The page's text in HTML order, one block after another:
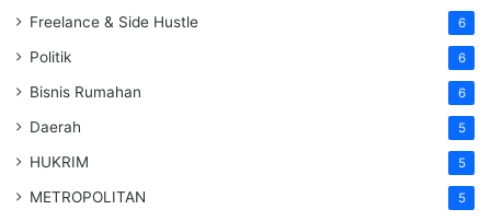
Freelance & Side Hustle 6
Politik 6
Bisnis Rumahan 6
Daerah 5
HUKRIM 5
METROPOLITAN 5